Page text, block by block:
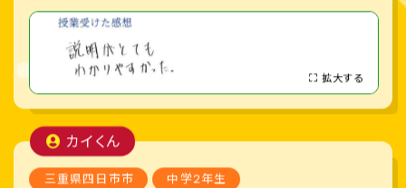
拡大する
カイくん
三重県四日市市 中学2年生